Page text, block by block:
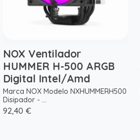
NOX Ventilador
HUMMER H-500 ARGB
Digital Intel/Amd
Marca NOX Modelo NXHUMMERH500
Disipador - ...
92,40 €